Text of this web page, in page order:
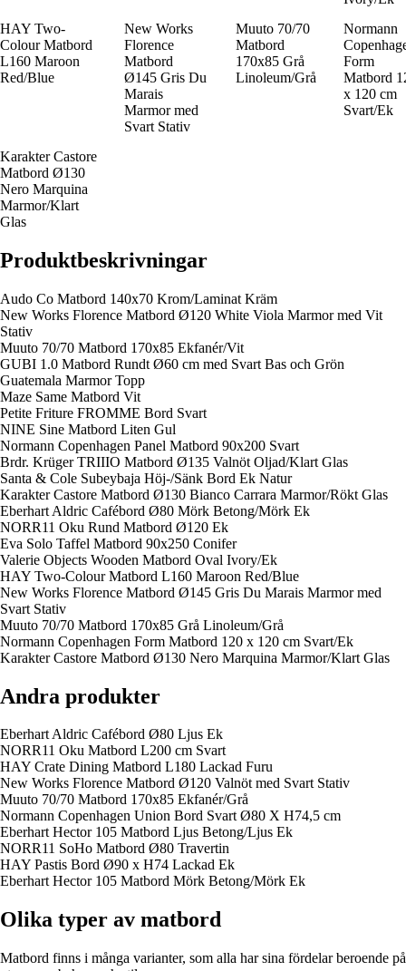
HAY Two-
Colour Matbord
L160 Maroon
Red/Blue
New Works
Florence
Matbord
Ø145 Gris Du
Marais
Marmor med
Svart Stativ
Muuto 70/70
Matbord
170x85 Grå
Linoleum/Grå
Normann
Form
Matbord
x 120 cm
Svart/Ek
Karakter Castore
Matbord Ø130
Nero Marquina
Marmor/Klart
Glas
Produktbeskrivningar
Audo Co Matbord 140x70 Krom/Laminat Kräm
New Works Florence Matbord Ø120 White Viola Marmor med Vit
Stativ
Muuto 70/70 Matbord 170x85 Ekfanér/Vit
GUBI 1.0 Matbord Rundt Ø60 cm med Svart Bas och Grön
Guatemala Marmor Topp
Maze Same Matbord Vit
Petite Friture FROMME Bord Svart
NINE Sine Matbord Liten Gul
Normann Copenhagen Panel Matbord 90x200 Svart
Brdr. Krüger TRIIIO Matbord Ø135 Valnöt Oljad/Klart Glas
Santa & Cole Subeybaja Höj-/Sänk Bord Ek Natur
Karakter Castore Matbord Ø130 Bianco Carrara Marmor/Rökt Glas
Eberhart Aldric Cafébord Ø80 Mörk Betong/Mörk Ek
NORR11 Oku Rund Matbord Ø120 Ek
Eva Solo Taffel Matbord 90x250 Conifer
Valerie Objects Wooden Matbord Oval Ivory/Ek
HAY Two-Colour Matbord L160 Maroon Red/Blue
New Works Florence Matbord Ø145 Gris Du Marais Marmor med
Svart Stativ
Muuto 70/70 Matbord 170x85 Grå Linoleum/Grå
Normann Copenhagen Form Matbord 120 x 120 cm Svart/Ek
Karakter Castore Matbord Ø130 Nero Marquina Marmor/Klart Glas
Andra produkter
Eberhart Aldric Cafébord Ø80 Ljus Ek
NORR11 Oku Matbord L200 cm Svart
HAY Crate Dining Matbord L180 Lackad Furu
New Works Florence Matbord Ø120 Valnöt med Svart Stativ
Muuto 70/70 Matbord 170x85 Ekfanér/Grå
Normann Copenhagen Union Bord Svart Ø80 X H74,5 cm
Eberhart Hector 105 Matbord Ljus Betong/Ljus Ek
NORR11 SoHo Matbord Ø80 Travertin
HAY Pastis Bord Ø90 x H74 Lackad Ek
Eberhart Hector 105 Matbord Mörk Betong/Mörk Ek
Olika typer av matbord
Matbord finns i många varianter, som alla har sina fördelar beroende på